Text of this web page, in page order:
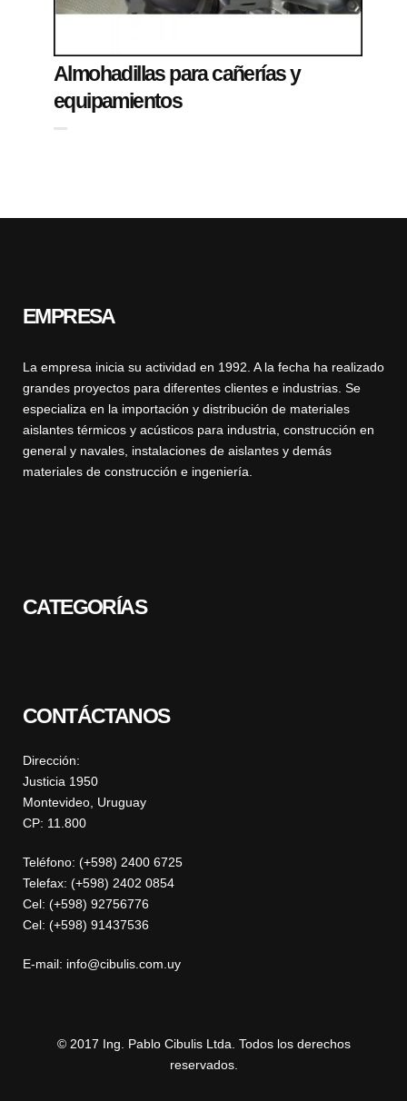
Almohadillas para cañerías y
equipamientos
EMPRESA
La empresa inicia su actividad en 1992. A la fecha ha realizado
grandes proyectos para diferentes clientes e industrias. Se
especializa en la importación y distribución de materiales
aislantes térmicos y acústicos para industria, construcción en
general y navales, instalaciones de aislantes y demás
materiales de construcción e ingeniería.
CATEGORÍAS
CONTÁCTANOS
Dirección:
Justicia 1950
Montevideo, Uruguay
CP: 11.800
Teléfono: (+598) 2400 6725
Telefax: (+598) 2402 0854
Cel: (+598) 92756776
Cel: (+598) 91437536
E-mail: info@cibulis.com.uy
© 2017 Ing. Pablo Cibulis Ltda. Todos los derechos
reservados.